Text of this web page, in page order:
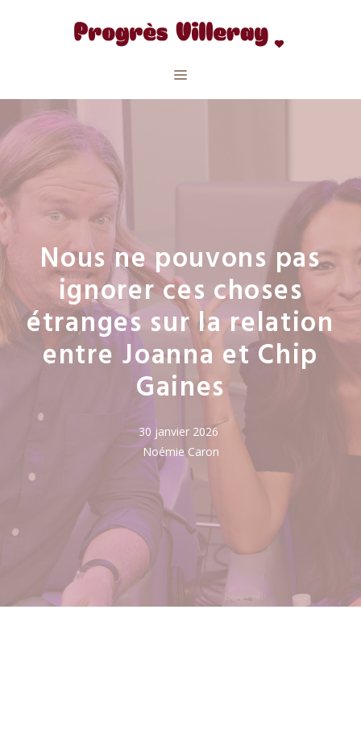
Menu
Nous ne pouvons pas
ignorer ces choses
étranges sur la relation
entre Joanna et Chip
Gaines
30 janvier 2026
Noémie Caron